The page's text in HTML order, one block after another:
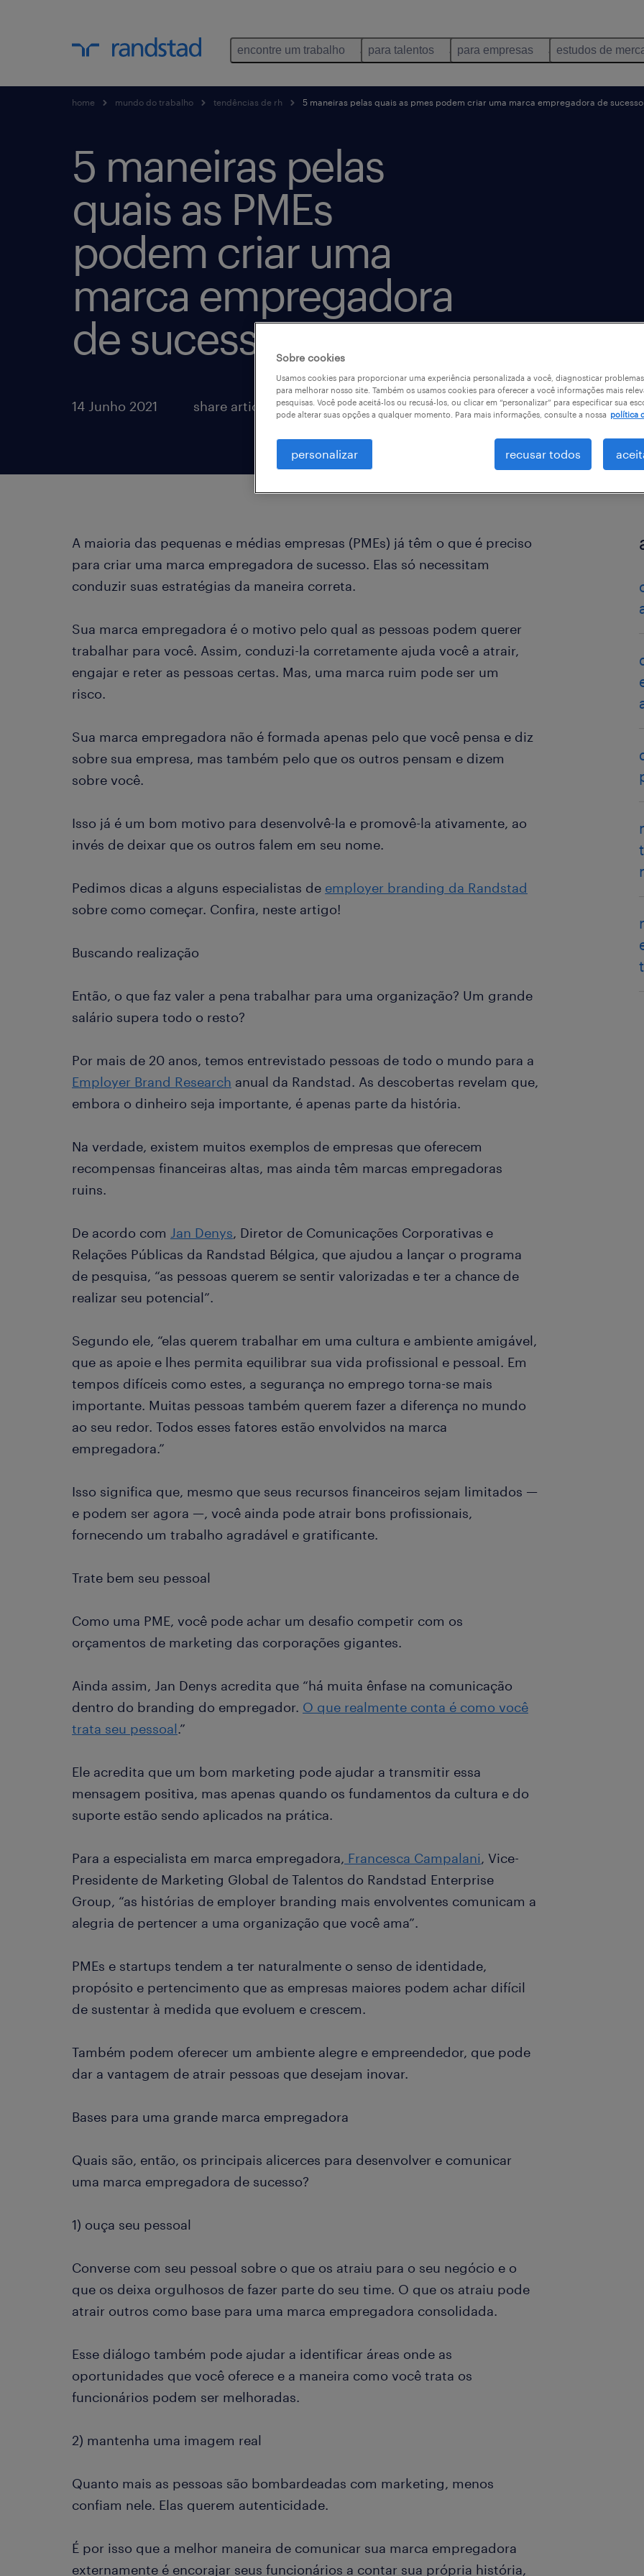
encontre um trabalho para talentos para empresas estudos de
home mundo do trabalho tendências de rh 5 maneiras pelas quais as pmes podem criar uma marca empregadora de sucesso
5 maneiras pelas
quais as PMEs
podem criar uma
marca empregadora
de sucesso
14 Junho 2021 share article:
A maioria das pequenas e médias empresas (PMEs) já têm o que é preciso
para criar uma marca empregadora de sucesso. Elas só necessitam
conduzir suas estratégias da maneira correta.
Sua marca empregadora é o motivo pelo qual as pessoas podem querer
trabalhar para você. Assim, conduzi-la corretamente ajuda você a atrair,
engajar e reter as pessoas certas. Mas, uma marca ruim pode ser um
risco.
Sua marca empregadora não é formada apenas pelo que você pensa e diz
sobre sua empresa, mas também pelo que os outros pensam e dizem
sobre você.
Isso já é um bom motivo para desenvolvê-la e promovê-la ativamente, ao
invés de deixar que os outros falem em seu nome.
Pedimos dicas a alguns especialistas de employer branding da Randstad
sobre como começar. Confira, neste artigo!
Buscando realização
Então, o que faz valer a pena trabalhar para uma organização? Um grande
salário supera todo o resto?
Por mais de 20 anos, temos entrevistado pessoas de todo o mundo para a
Employer Brand Research anual da Randstad. As descobertas revelam que,
embora o dinheiro seja importante, é apenas parte da história.
Na verdade, existem muitos exemplos de empresas que oferecem
recompensas financeiras altas, mas ainda têm marcas empregadoras
ruins.
De acordo com Jan Denys, Diretor de Comunicações Corporativas e
Relações Públicas da Randstad Bélgica, que ajudou a lançar o programa
de pesquisa, “as pessoas querem se sentir valorizadas e ter a chance de
realizar seu potencial”.
Segundo ele, “elas querem trabalhar em uma cultura e ambiente amigável,
que as apoie e lhes permita equilibrar sua vida profissional e pessoal. Em
tempos difíceis como estes, a segurança no emprego torna-se mais
importante. Muitas pessoas também querem fazer a diferença no mundo
ao seu redor. Todos esses fatores estão envolvidos na marca
empregadora.”
Isso significa que, mesmo que seus recursos financeiros sejam limitados —
e podem ser agora —, você ainda pode atrair bons profissionais,
fornecendo um trabalho agradável e gratificante.
Trate bem seu pessoal
Como uma PME, você pode achar um desafio competir com os
orçamentos de marketing das corporações gigantes.
Ainda assim, Jan Denys acredita que “há muita ênfase na comunicação
dentro do branding do empregador. O que realmente conta é como você
trata seu pessoal.”
Ele acredita que um bom marketing pode ajudar a transmitir essa
mensagem positiva, mas apenas quando os fundamentos da cultura e do
suporte estão sendo aplicados na prática.
Para a especialista em marca empregadora, Francesca Campalani, Vice-
Presidente de Marketing Global de Talentos do Randstad Enterprise
Group, “as histórias de employer branding mais envolventes comunicam a
alegria de pertencer a uma organização que você ama”.
PMEs e startups tendem a ter naturalmente o senso de identidade,
propósito e pertencimento que as empresas maiores podem achar difícil
de sustentar à medida que evoluem e crescem.
Também podem oferecer um ambiente alegre e empreendedor, que pode
dar a vantagem de atrair pessoas que desejam inovar.
Bases para uma grande marca empregadora
Quais são, então, os principais alicerces para desenvolver e comunicar
uma marca empregadora de sucesso?
1) ouça seu pessoal
Converse com seu pessoal sobre o que os atraiu para o seu negócio e o
que os deixa orgulhosos de fazer parte do seu time. O que os atraiu pode
atrair outros como base para uma marca empregadora consolidada.
Esse diálogo também pode ajudar a identificar áreas onde as
oportunidades que você oferece e a maneira como você trata os
funcionários podem ser melhoradas.
2) mantenha uma imagem real
Quanto mais as pessoas são bombardeadas com marketing, menos
confiam nele. Elas querem autenticidade.
É por isso que a melhor maneira de comunicar sua marca empregadora
externamente é encorajar seus funcionários a contar sua própria história,
Sobre cookies
Usamos cookies para proporcionar uma experiência personalizada a você, diagnosticar
para melhorar nosso site. Também os usamos cookies para oferecer a você informações mais
pesquisas. Você pode aceitá-los ou recusá-los, ou clicar em “personalizar” para especificar sua
pode alterar suas opções a qualquer momento. Para mais informações, consulte a nossa política
personalizar recusar todos